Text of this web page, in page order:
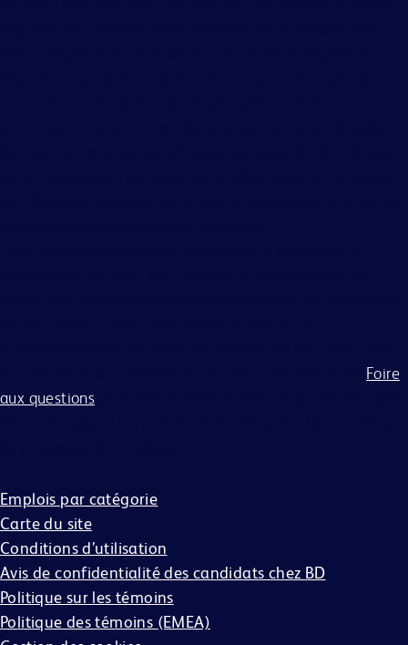
Foire
aux questions
Emplois par catégorie
Carte du site
Conditions d’utilisation
Avis de confidentialité des candidats chez BD
Politique sur les témoins
Politique des témoins (EMEA)